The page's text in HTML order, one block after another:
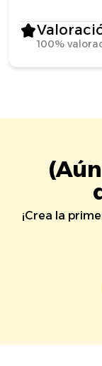
100%
¡Crea la